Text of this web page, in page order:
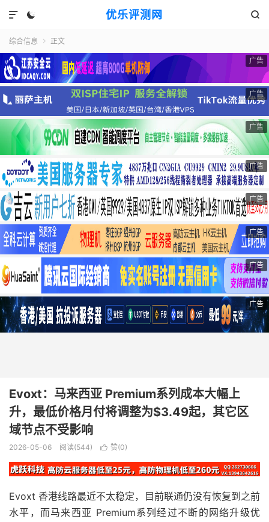
优乐评测网
 

综合信息  正文
广告
广告
广告
广告
广告
广告
广告
广告
Evoxt：马来西亚 Premium系列成本大幅上
升，最低价格月付将调整为$3.49起，其它区
域节点不受影响
2026-05-06 阅读(544)  赞(0)
Evoxt 香港线路最近不太稳定，目前联通仍没有恢复到之前
水平，而马来西亚 Premium系列经过不断的网络升级优